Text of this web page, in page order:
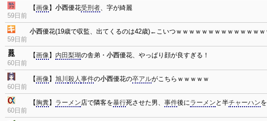
59日前
【画像】 小西優花受刑者、字が綺麗
59日前
小西優花(19歳で収監、出てくるのは42歳)←こいつｗｗｗｗｗｗｗｗｗｗｗｗｗｗ
60日前
【画像】 内田梨瑚の舎弟・ 小西優花、やっぱり顔が良すぎる！
60日前
【画像】 旭川 殺人事件の小西優花の卒アルがこちらｗｗｗｗｗ
60日前
【 胸糞】 ラーメン店で隣客を暴行死させた男、 事件後にラーメン と半チャーハン